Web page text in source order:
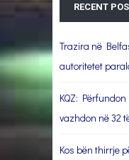
RECENT
Trazira në
autoritetet
KQZ:
vazhdon në 32
Kos bën thirrje